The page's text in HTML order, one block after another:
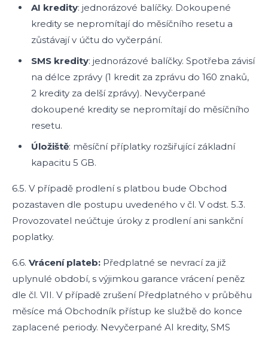
AI kredity: jednorázové balíčky. Dokoupené
kredity se nepromítají do měsíčního resetu a
zůstávají v účtu do vyčerpání.
SMS kredity: jednorázové balíčky. Spotřeba závisí
na délce zprávy (1 kredit za zprávu do 160 znaků,
2 kredity za delší zprávy). Nevyčerpané
dokoupené kredity se nepromítají do měsíčního
resetu.
Úložiště: měsíční příplatky rozšiřující základní
kapacitu 5 GB.
6.5. V případě prodlení s platbou bude Obchod
pozastaven dle postupu uvedeného v čl. V odst. 5.3.
Provozovatel neúčtuje úroky z prodlení ani sankční
poplatky.
6.6. Vrácení plateb: Předplatné se nevrací za již
uplynulé období, s výjimkou garance vrácení peněz
dle čl. VII. V případě zrušení Předplatného v průběhu
měsíce má Obchodník přístup ke službě do konce
zaplacené periody. Nevyčerpané AI kredity, SMS